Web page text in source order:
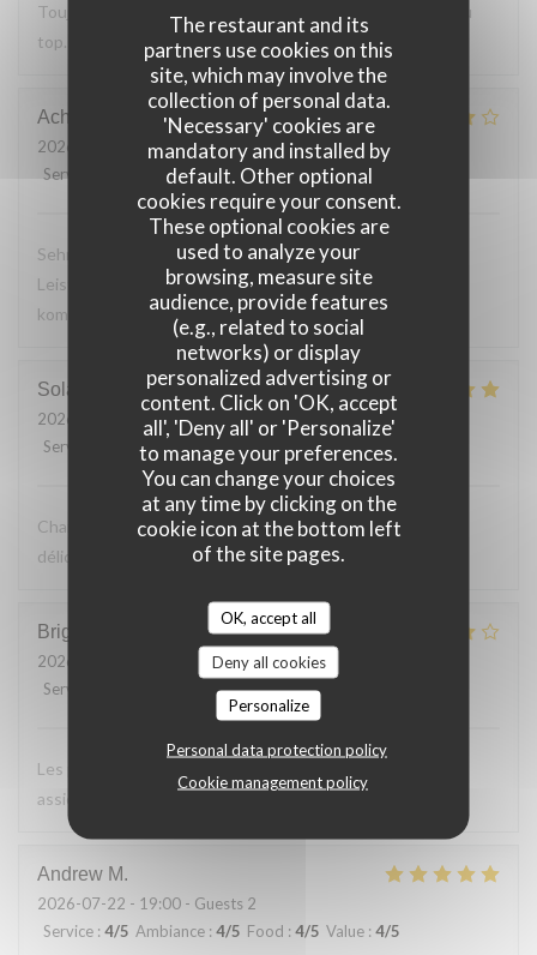
The restaurant and its
partners use cookies on this
site, which may involve the
collection of personal data.
'Necessary' cookies are
mandatory and installed by
default. Other optional
cookies require your consent.
These optional cookies are
used to analyze your
browsing, measure site
audience, provide features
(e.g., related to social
networks) or display
personalized advertising or
content. Click on 'OK, accept
all', 'Deny all' or 'Personalize'
to manage your preferences.
You can change your choices
at any time by clicking on the
cookie icon at the bottom left
of the site pages.
OK, accept all
Deny all cookies
Personalize
Personal data protection policy
Cookie management policy
Toujours Aussi bon avec les produits locaux, l'accueil et au
top. Lo
Achim
2026-07-24
- 19:30 - Guests 2
Service
Ambiance: 4/5 Food: 4/5 Value:
Sehr leckeres 3 Gang Menü mit guten Preis
Leistungsverhältnis. Nettes freundliches Personal Wir
kommen gerne wieder
Solange
2026-07-24
- 13:30 - Guests 2
Service
Ambiance: 5/5 Food : 5/5 Value :5 /5
Charmante terrasse vue sur le bac. Cuisine simple et
délicieuse. Excellent rapport qualité prix
Brigitte
2026-07-23
- 12:30 - Guests 2
Service
4/5 Food:5/5
Les produits servis sont de bonne qualité, bien cuisinés,
assiettes appétissantes. Le service est parfait.
Andrew M
2026-07-22 - 19:00 - Guests 2
Service : 4/5 Ambiance : 4/5 Food : 4/5 Value : 4/5